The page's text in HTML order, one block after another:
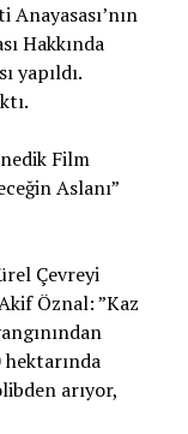
Hakkında
yapıldı.
Film
Aslanı”
Çevreyi
Öznal: ”Kaz
arıyor,